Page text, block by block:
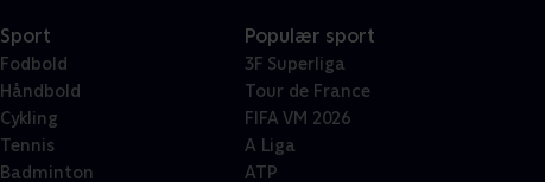
Sport
Fodbold
Håndbold
Cykling
Tennis
Badminton
Populær sport
3F Superliga
Tour de France
FIFA VM 2026
A Liga
ATP